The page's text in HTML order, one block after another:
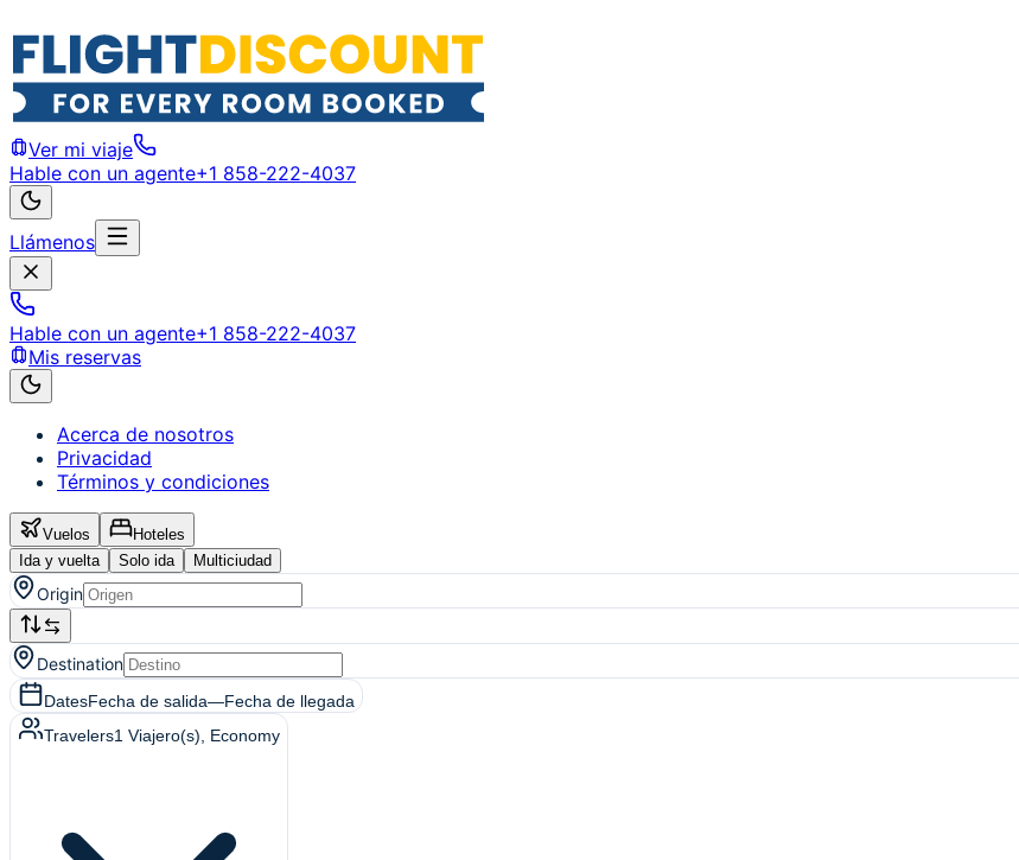
Ver mi viaje
Hable con un agente+1 858-222-4037
Llámenos
Hable con un agente+1 858-222-4037
Mis reservas
Acerca de nosotros
Privacidad
Términos y condiciones
Vuelos
Hoteles
Ida y vuelta
Solo ida Multiciudad
Origin
Destination
DatesFecha de salida—Fecha de llegada
Travelers1 Viajero(s) , Economy